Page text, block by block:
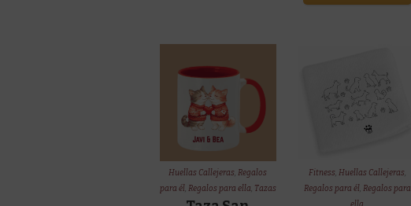
Huellas Callejeras,Regalos
para él, Regalos para ella, Tazas
Fitness, Huellas Callejeras,
Regalos para él, Regalos para
ella